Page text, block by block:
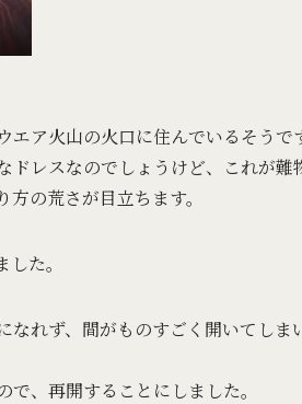
ア火山の火口に住んでいるそうで
ドレスなのでしょうけど、これが
の荒さが目立ちます。
た。
れず、間がものすごく開いてしま
、再開することにしました。